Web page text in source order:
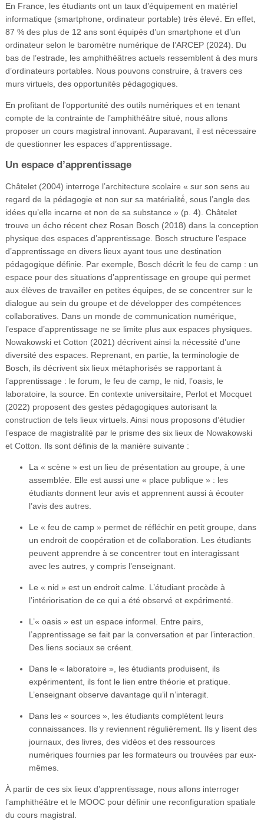
En France, les étudiants ont un taux d’équipement en matériel
informatique (smartphone, ordinateur portable) très élevé. En effet,
87 % des plus de 12 ans sont équipés d’un smartphone et d’un
ordinateur selon le baromètre numérique de l’ARCEP (2024). Du
bas de l’estrade, les amphithéâtres actuels ressemblent à des murs
d’ordinateurs portables. Nous pouvons construire, à travers ces
murs virtuels, des opportunités pédagogiques.
En profitant de l’opportunité des outils numériques et en tenant
compte de la contrainte de l’amphithéâtre situé, nous allons
proposer un cours magistral innovant. Auparavant, il est nécessaire
de questionner les espaces d’apprentissage.
Un espace d’apprentissage
Châtelet (2004) interroge l’architecture scolaire « sur son sens au
regard de la pédagogie et non sur sa matérialité́, sous l’angle des
idées qu’elle incarne et non de sa substance » (p. 4). Châtelet
trouve un écho récent chez Rosan Bosch (2018) dans la conception
physique des espaces d’apprentissage. Bosch structure l’espace
d’apprentissage en divers lieux ayant tous une destination
pédagogique définie. Par exemple, Bosch décrit le feu de camp : un
espace pour des situations d’apprentissage en groupe qui permet
aux élèves de travailler en petites équipes, de se concentrer sur le
dialogue au sein du groupe et de développer des compétences
collaboratives. Dans un monde de communication numérique,
l’espace d’apprentissage ne se limite plus aux espaces physiques.
Nowakowski et Cotton (2021) décrivent ainsi la nécessité d’une
diversité des espaces. Reprenant, en partie, la terminologie de
Bosch, ils décrivent six lieux métaphorisés se rapportant à
l’apprentissage : le forum, le feu de camp, le nid, l’oasis, le
laboratoire, la source. En contexte universitaire, Perlot et Mocquet
(2022) proposent des gestes pédagogiques autorisant la
construction de tels lieux virtuels. Ainsi nous proposons d’étudier
l’espace de magistralité par le prisme des six lieux de Nowakowski
et Cotton. Ils sont définis de la manière suivante :
La « scène » est un lieu de présentation au groupe, à une
assemblée. Elle est aussi une « place publique » : les
étudiants donnent leur avis et apprennent aussi à écouter
l’avis des autres.
Le « feu de camp » permet de réfléchir en petit groupe, dans
un endroit de coopération et de collaboration. Les étudiants
peuvent apprendre à se concentrer tout en interagissant
avec les autres, y compris l’enseignant.
Le « nid » est un endroit calme. L’étudiant procède à
l’intériorisation de ce qui a été observé et expérimenté.
L’« oasis » est un espace informel. Entre pairs,
l’apprentissage se fait par la conversation et par l’interaction.
Des liens sociaux se créent.
Dans le « laboratoire », les étudiants produisent, ils
expérimentent, ils font le lien entre théorie et pratique.
L’enseignant observe davantage qu’il n’interagit.
Dans les « sources », les étudiants complètent leurs
connaissances. Ils y reviennent régulièrement. Ils y lisent des
journaux, des livres, des vidéos et des ressources
numériques fournies par les formateurs ou trouvées par eux-
mêmes.
À partir de ces six lieux d’apprentissage, nous allons interroger
l’amphithéâtre et le MOOC pour définir une reconfiguration spatiale
du cours magistral.